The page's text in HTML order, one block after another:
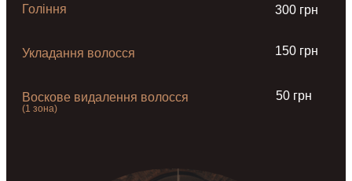
Гоління 300 грн
Укладання волосся 150 грн
Воскове видалення волосся
(1 зона)
50 грн